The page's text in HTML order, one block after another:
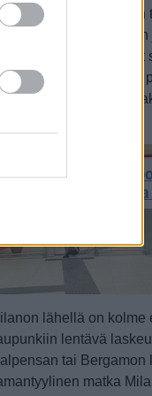
Milano ei olekaan
ja kivinen,
ja laajempia
vailla olevia
Saapuminen
siirtyminen
lähellä on kolme
lentävä
tai
matka